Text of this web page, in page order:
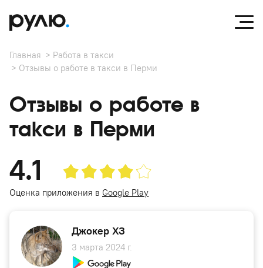
Главная
Работа в такси
Отзывы о работе в такси в Перми
Отзывы о работе в
такси в Перми
4.1
Оценка приложения в Google Play
Джокер ХЗ
3 марта 2024 г.